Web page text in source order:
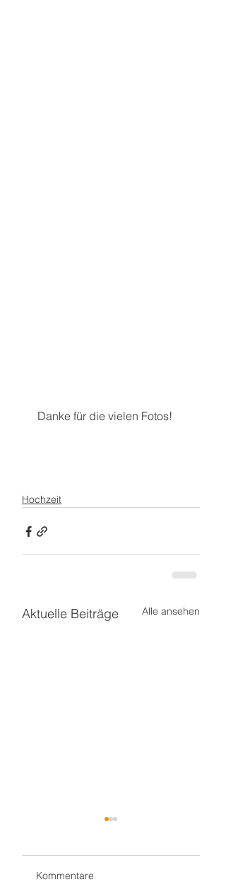
Danke für die vielen Fotos!
Hochzeit
Aktuelle Beiträge Alle ansehen
Kommentare